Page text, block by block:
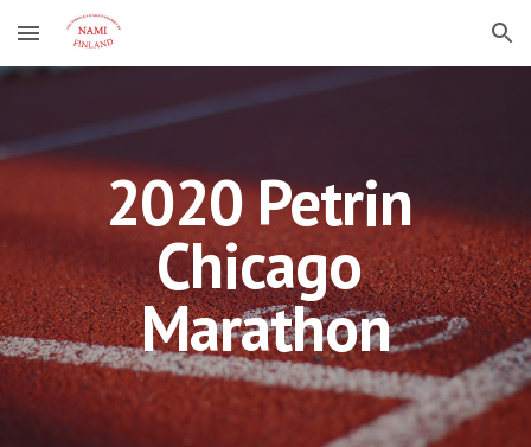
Skip to main content Skip to navigation
2020 Petrin
Chicago
Marathon